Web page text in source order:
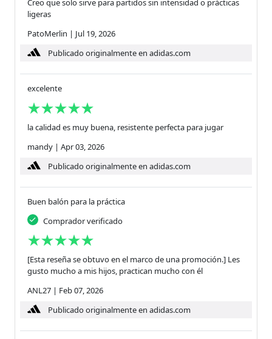
Creo que solo sirve para partidos sin intensidad o prácticas
ligeras
PatoMerlin | Jul 19, 2026
Publicado originalmente en adidas.com
excelente
la calidad es muy buena, resistente perfecta para jugar
mandy | Apr 03, 2026
Publicado originalmente en adidas.com
Buen balón para la práctica
Comprador verificado
[Esta reseña se obtuvo en el marco de una promoción.] Les
gusto mucho a mis hijos, practican mucho con él
ANL27 | Feb 07, 2026
Publicado originalmente en adidas.com